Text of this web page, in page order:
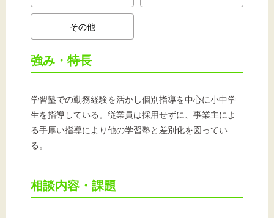
その他
強み・特長
学習塾での勤務経験を活かし個別指導を中心に小中学
生を指導している。従業員は採用せずに、事業主によ
る手厚い指導により他の学習塾と差別化を図ってい
る。
相談内容・課題